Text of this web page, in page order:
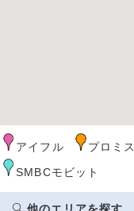
アイフル プロミス
SMBCモビット